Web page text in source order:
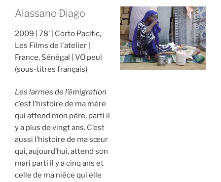
Alassane Diago
2009 78’
Corto Pacific,
Les Films de l'atelier
France, Sénégal
VO peul
(sous-titres français)
Les larmes de l’émigration
c’est l’histoire de ma mère
qui attend mon père, parti il
y a plus de vingt ans. C’est
aussi l’histoire de ma sœur
qui, aujourd’hui, attend son
mari parti il y a cinq ans et
celle de ma nièce qui elle